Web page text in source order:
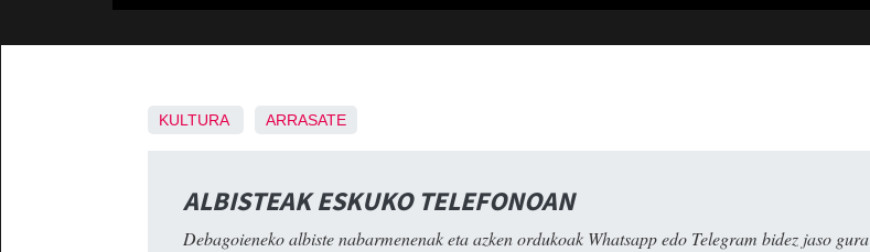
KULTURA ARRASATE
ALBISTEAK ESKUKO TELEFONOAN
Debagoieneko albiste nabarmenenak eta azken ordukoak Whatsapp edo Telegram bidez jaso gura